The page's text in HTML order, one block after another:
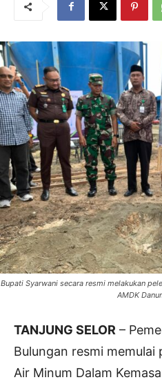
Bupati Syarwani secara resmi melakukan
AMDK
TANJUNG SELOR –
Bulungan resmi
Air Minum Dalam